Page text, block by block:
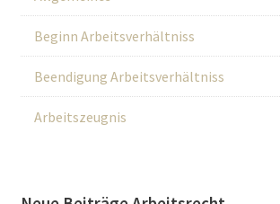
Beginn Arbeitsverhältniss
Beendigung Arbeitsverhältniss
Arbeitszeugnis